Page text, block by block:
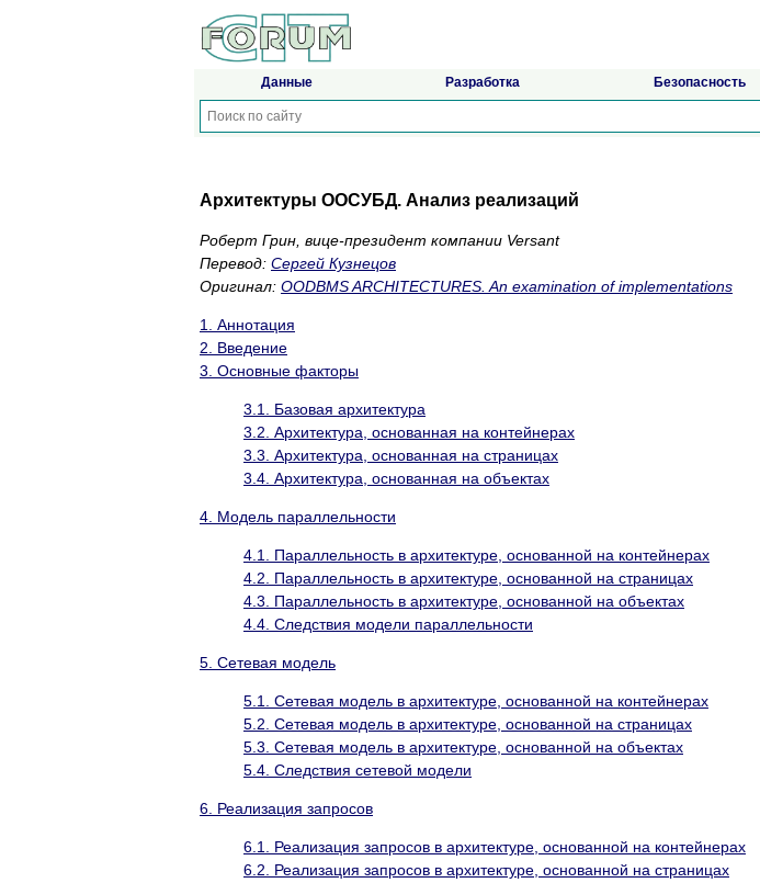
Данные Разработка Безопасность
Архитектуры ООСУБД. Анализ реализаций
Роберт Грин, вице-президент компании Versant
Перевод: Сергей Кузнецов
Оригинал: OODBMS ARCHITECTURES. An examination of implementations
1. Аннотация
2. Введение
3. Основные факторы
3.1. Базовая архитектура
3.2. Архитектура, основанная на контейнерах
3.3. Архитектура, основанная на страницах
3.4. Архитектура, основанная на объектах
4. Модель параллельности
4.1. Параллельность в архитектуре, основанной на контейнерах
4.2. Параллельность в архитектуре, основанной на страницах
4.3. Параллельность в архитектуре, основанной на объектах
4.4. Следствия модели параллельности
5. Сетевая модель
5.1. Сетевая модель в архитектуре, основанной на контейнерах
5.2. Сетевая модель в архитектуре, основанной на страницах
5.3. Сетевая модель в архитектуре, основанной на объектах
5.4. Следствия сетевой модели
6. Реализация запросов
6.1. Реализация запросов в архитектуре, основанной на контейнерах
6.2. Реализация запросов в архитектуре, основанной на страницах